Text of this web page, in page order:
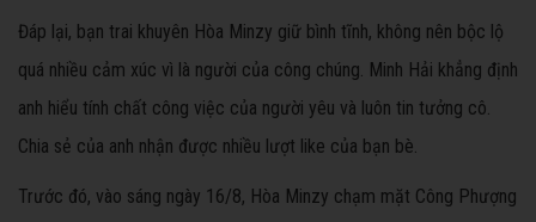
Đáp lại, bạn trai khuyên Hòa Minzy giữ bình tĩnh, không nên bộc lộ
quá nhiều cảm xúc vì là người của công chúng. Minh Hải khẳng định
anh hiểu tính chất công việc của người yêu và luôn tin tưởng cô.
Chia sẻ của anh nhận được nhiều lượt like của bạn bè.
Trước đó, vào sáng ngày 16/8, Hòa Minzy chạm mặt Công Phượng